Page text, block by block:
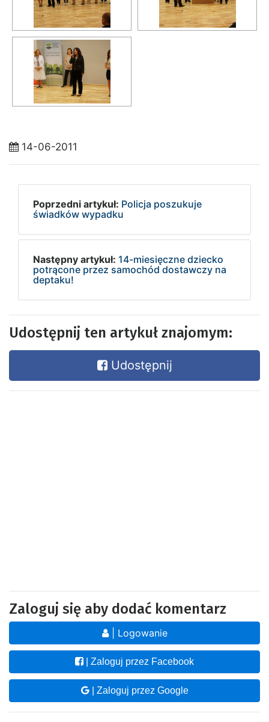
14-06-2011
Poprzedni artykuł: Policja poszukuje
świadków wypadku
Następny artykuł: 14-miesięczne dziecko
potrącone przez samochód dostawczy na
deptaku!
Udostępnij ten artykuł znajomym:
Udostępnij
Zaloguj się aby dodać komentarz
| Logowanie
| Zaloguj przez Facebook
| Zaloguj przez Google